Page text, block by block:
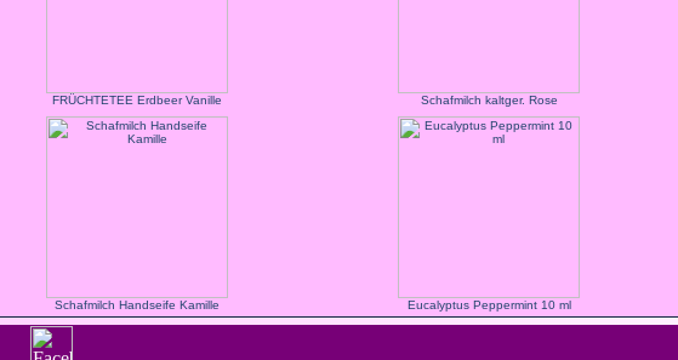
FRÜCHTETEE Erdbeer Vanille Schafmilch kaltger. Rose
Schafmilch Handseife Kamille Eucalyptus Peppermint 10 ml